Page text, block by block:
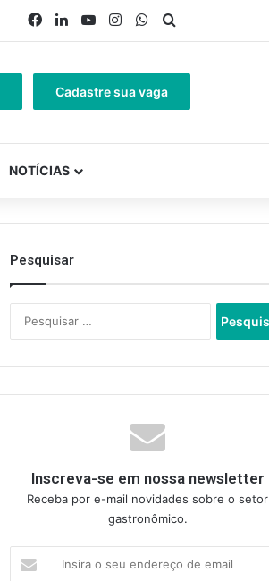
Facebook
LinkedinYouTubeInstagramWhatsApp
Cadastre sua vaga
NOTÍCIAS
Pesquisar
por:
Inscreva-se em nossa newsletter
Receba por e-mail novidades sobre o setor
gastronômico.